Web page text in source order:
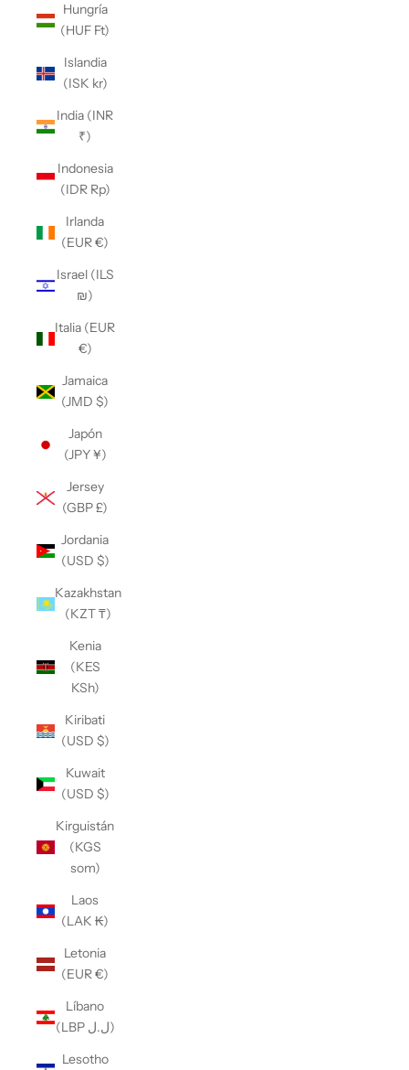
Hungría
(HUF Ft)
Islandia
(ISK kr)
India (INR
₹)
Indonesia
(IDR Rp)
Irlanda
(EUR €)
Israel (ILS
₪)
Italia (EUR
€)
Jamaica
(JMD $)
Japón
(JPY ¥)
Jersey
(GBP £)
Jordania
(USD $)
Kazakhstan
(KZT ₸)
Kenia
(KES
KSh)
Kiribati
(USD $)
Kuwait
(USD $)
Kirguistán
(KGS
som)
Laos
(LAK ₭)
Letonia
(EUR €)
Líbano
(LBP ل.ل)
Lesotho